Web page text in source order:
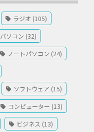
ラジオ (105)
パソコン (32)
ノートパソコン (24)
ソフトウェア (15)
コンピューター (13)
ビジネス (13)